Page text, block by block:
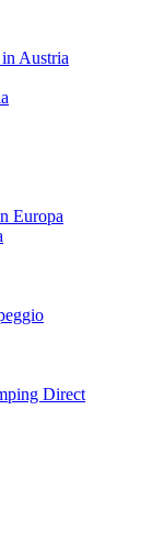
Austria
Europa
Direct